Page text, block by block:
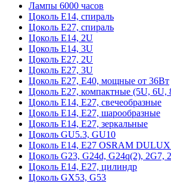
Лампы 6000 часов
Цоколь Е14, спираль
Цоколь Е27, спираль
Цоколь Е14, 2U
Цоколь Е14, 3U
Цоколь Е27, 2U
Цоколь Е27, 3U
Цоколь Е27, Е40, мощные от 36Вт
Цоколь Е27, компактные (5U, 6U,
Цоколь Е14, Е27, свечеобразные
Цоколь Е14, Е27, шарообразные
Цоколь Е14, Е27, зеркальные
Цоколь GU5.3, GU10
Цоколь Е14, Е27 OSRAM
Цоколь G23, G24d, G24q(2), 2G7,
Цоколь Е14, Е27, цилиндр
Цоколь GX53, G53